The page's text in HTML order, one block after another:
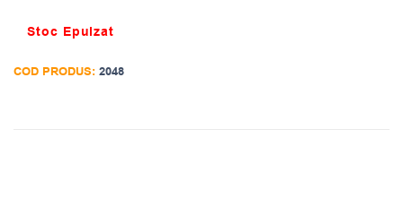
Stoc Epuizat
COD PRODUS: 2048